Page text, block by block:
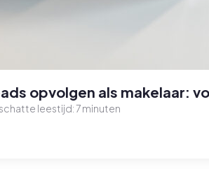
opvolgen als makelaar:
leestijd:7minuten